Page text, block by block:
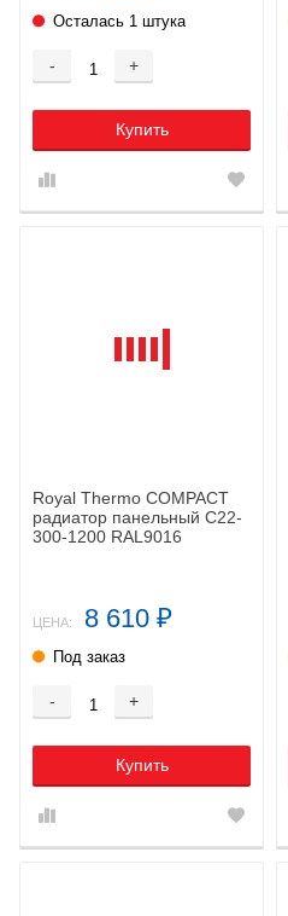
Осталась 1 штука
- +
Купить
Royal Thermo COMPACT
радиатор панельный C22-
300-1200 RAL9016
ЦЕНА: 8 610 ₽
Под заказ
- +
Купить